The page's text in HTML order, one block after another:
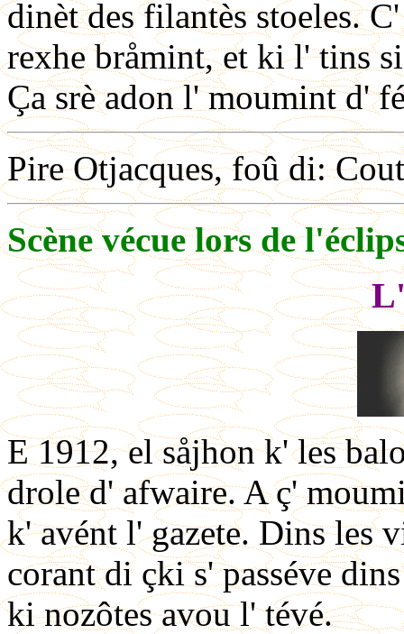
dinèt des filantès stoeles.
rexhe bråmint, et ki l' tins
Ça srè adon l' moumint d'
Pire Otjacques, foû di:
Scène vécue lors de
E 1912, el såjhon k' les
drole d' afwaire. A ç'
k' avént l' gazete. Dins les
corant di çki s' passéve
ki nozôtes avou l' tévé.